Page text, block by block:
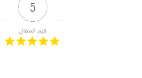
5
قيم المقال